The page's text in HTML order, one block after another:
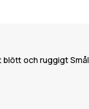
och ruggigt